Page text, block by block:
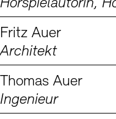
Nachhaltigkeit
Digitale Sammlungen
Fritz Auer
Architekt
Thomas Auer
Ingenieur